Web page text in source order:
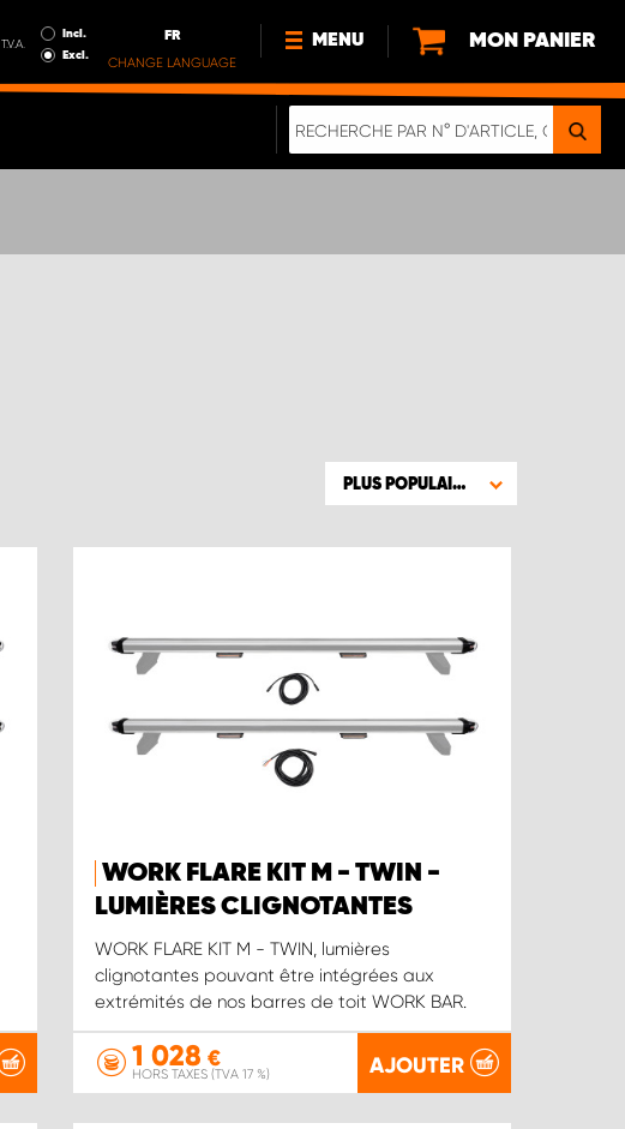
T.V.A.
Incl.
Excl.
FR
CHANGE LANGUAGE
MENU
NOUVEAUTÉS
MON PANIER
PLUS POPULAIRE
WORK FLARE KIT M - TWIN -
LUMIÈRES CLIGNOTANTES
WORK FLARE KIT M - TWIN, lumières
clignotantes pouvant être intégrées aux
extrémités de nos barres de toit WORK BAR.
1 028 €
HORS TAXES (TVA 17 %) AJOUTER